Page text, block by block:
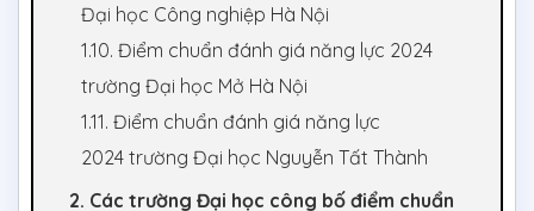
Đại học Công nghiệp Hà Nội
1.10. Điểm chuẩn đánh giá năng lực 2024
trường Đại học Mở Hà Nội
1.11. Điểm chuẩn đánh giá năng lực
2024 trường Đại học Nguyễn Tất Thành
2. Các trường Đại học công bố điểm chuẩn